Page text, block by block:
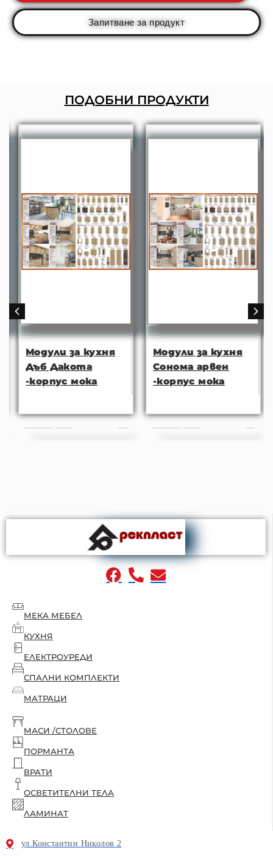
Запитване за продукт
ПОДОБНИ ПРОДУКТИ
Модули за кухня
Дъб Дакота
-корпус мока
Модули за кухня
Сонома арвен
-корпус мока
МЕКА МЕБЕЛ
КУХНЯ
ЕЛЕКТРОУРЕДИ
СПАЛНИ КОМПЛЕКТИ
МАТРАЦИ
МАСИ /СТОЛОВЕ
ПОРМАНТА
ВРАТИ
ОСВЕТИТЕЛНИ ТЕЛА
ЛАМИНАТ
ул.Константин Николов 2